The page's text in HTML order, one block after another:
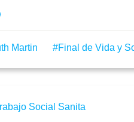
Final de Vida y
Martin
Social Sanita